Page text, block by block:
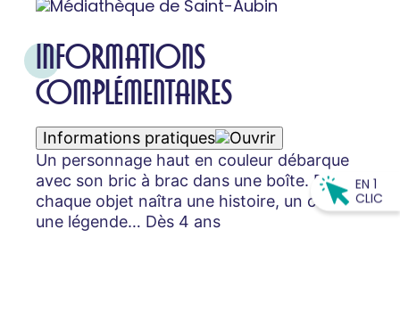
INFORMATIONS
COMPLÉMENTAIRES
Informations pratiques
Un personnage haut en couleur débarque
avec son bric à brac dans une boîte. De
chaque objet naîtra une histoire, un conte,
une légende… Dès 4 ans
EN 1
CLIC